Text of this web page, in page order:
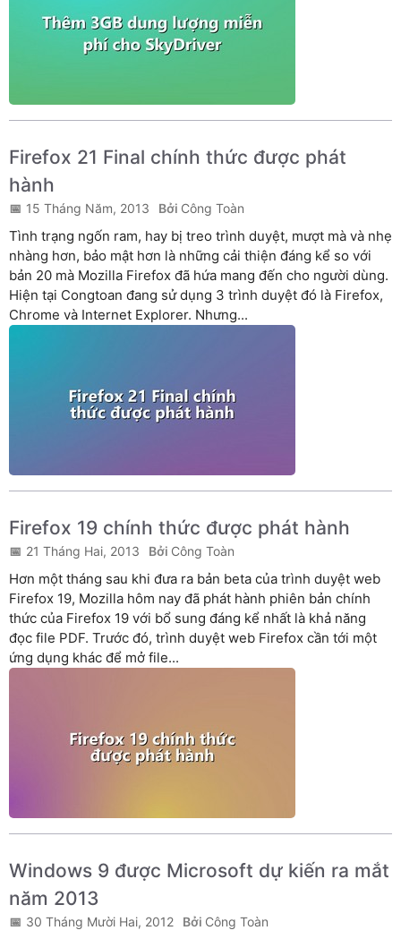
Firefox 21 Final chính thức được phát
hành
15 Tháng Năm, 2013 Công Toàn
Tình trạng ngốn ram, hay bị treo trình duyệt, mượt mà và nhẹ
nhàng hơn, bảo mật hơn là những cải thiện đáng kể so với
bản 20 mà Mozilla Firefox đã hứa mang đến cho người dùng.
Hiện tại Congtoan đang sử dụng 3 trình duyệt đó là Firefox,
Chrome và Internet Explorer. Nhưng...
Firefox 19 chính thức được phát hành
21 Tháng Hai, 2013 Công Toàn
Hơn một tháng sau khi đưa ra bản beta của trình duyệt web
Firefox 19, Mozilla hôm nay đã phát hành phiên bản chính
thức của Firefox 19 với bổ sung đáng kể nhất là khả năng
đọc file PDF. Trước đó, trình duyệt web Firefox cần tới một
ứng dụng khác để mở file...
Windows 9 được Microsoft dự kiến ra mắt
năm 2013
30 Tháng Mười Hai, 2012 Công Toàn